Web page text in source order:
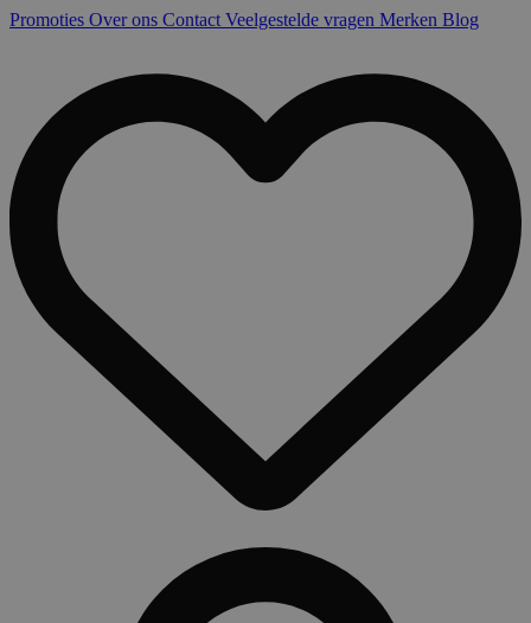
Promoties Over ons Contact Veelgestelde vragen Merken Blog